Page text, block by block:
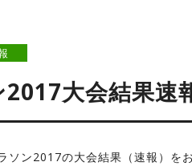
大会結果速
ソン2017の大会結果（速報）を